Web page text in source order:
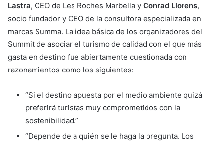
Lastra, CEO de Les Roches Marbella y Conrad Llorens,
socio fundador y CEO de la consultora especializada en
marcas Summa. La idea básica de los organizadores del
Summit de asociar el turismo de calidad con el que más
gasta en destino fue abiertamente cuestionada con
razonamientos como los siguientes:
“Si el destino apuesta por el medio ambiente quizá
preferirá turistas muy comprometidos con la
sostenibilidad.”
“Depende de a quién se le haga la pregunta. Los